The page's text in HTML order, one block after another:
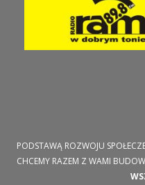
PODSTAWĄ ROZWOJU
CHCEMY RAZEM Z WAMI